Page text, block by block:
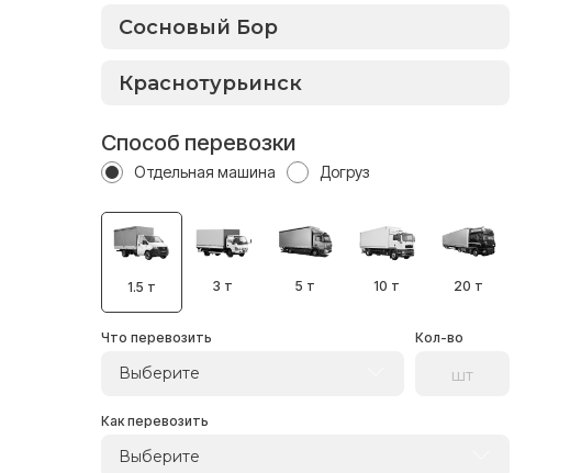
Способ перевозки
Отдельная машина Догруз
1.5 т 3 т 5 т 10 т 20 т
Что перевозить
Выберите
Кол-во
Как перевозить
Выберите